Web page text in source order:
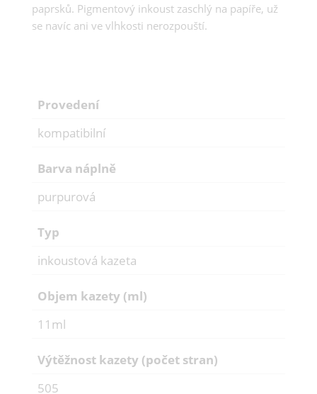
paprsků. Pigmentový inkoust zaschlý na papíře, už
se navíc ani ve vlhkosti nerozpouští.
Provedení
kompatibilní
Barva náplně
purpurová
Typ
inkoustová kazeta
Objem kazety (ml)
11ml
Výtěžnost kazety (počet stran)
505